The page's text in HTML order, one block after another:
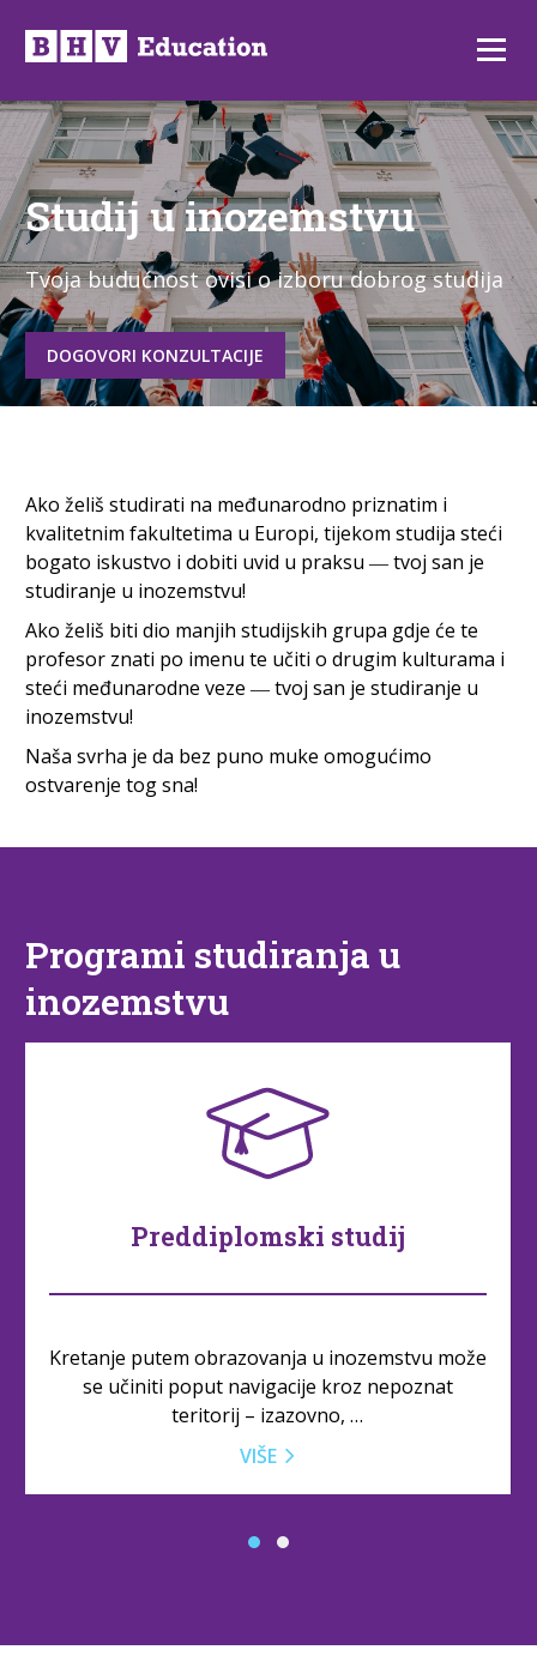
sadržaj
Studij u inozemstvu
Tvoja budućnost ovisi o izboru dobrog studija
DOGOVORI KONZULTACIJE
Ako želiš studirati na međunarodno priznatim i
kvalitetnim fakultetima u Europi, tijekom studija steći
bogato iskustvo i dobiti uvid u praksu ― tvoj san je
studiranje u inozemstvu!
Ako želiš biti dio manjih studijskih grupa gdje će te
profesor znati po imenu te učiti o drugim kulturama i
steći međunarodne veze ― tvoj san je studiranje u
inozemstvu!
Naša svrha je da bez puno muke omogućimo
ostvarenje tog sna!
Programi studiranja u
inozemstvu
Preddiplomski studij
Kretanje putem obrazovanja u inozemstvu može
se učiniti poput navigacije kroz nepoznat
teritorij – izazovno, …
VIŠE